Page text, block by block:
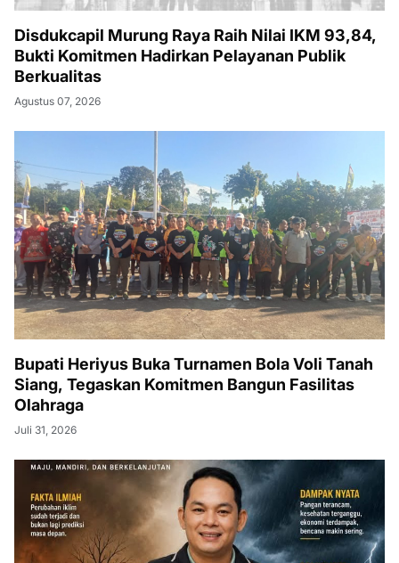
Disdukcapil Murung Raya Raih Nilai IKM 93,84,
Bukti Komitmen Hadirkan Pelayanan Publik
Berkualitas
Agustus 07, 2026
Bupati Heriyus Buka Turnamen Bola Voli Tanah
Siang, Tegaskan Komitmen Bangun Fasilitas
Olahraga
Juli 31, 2026